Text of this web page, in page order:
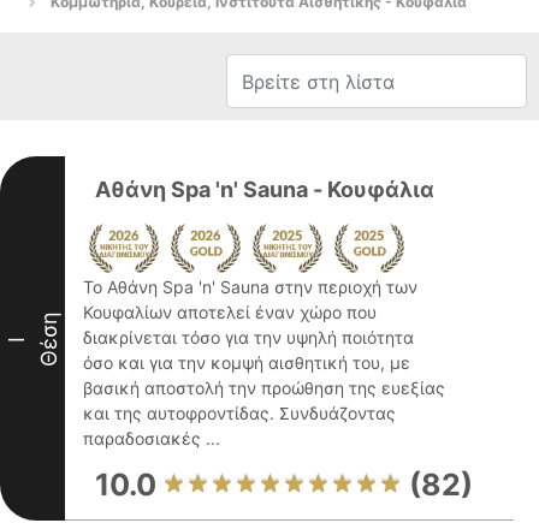
I Θέση
Αθάνη Spa 'n' Sauna - Κουφάλια
Το Αθάνη Spa 'n' Sauna στην περιοχή των
Κουφαλίων αποτελεί έναν χώρο που
διακρίνεται τόσο για την υψηλή ποιότητα
όσο και για την κομψή αισθητική του, με
βασική αποστολή την προώθηση της ευεξίας
και της αυτοφροντίδας. Συνδυάζοντας
παραδοσιακές ...
10.0 (82)